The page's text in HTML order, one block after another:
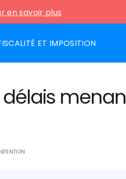
en savoir plus
ET IMPOSITION